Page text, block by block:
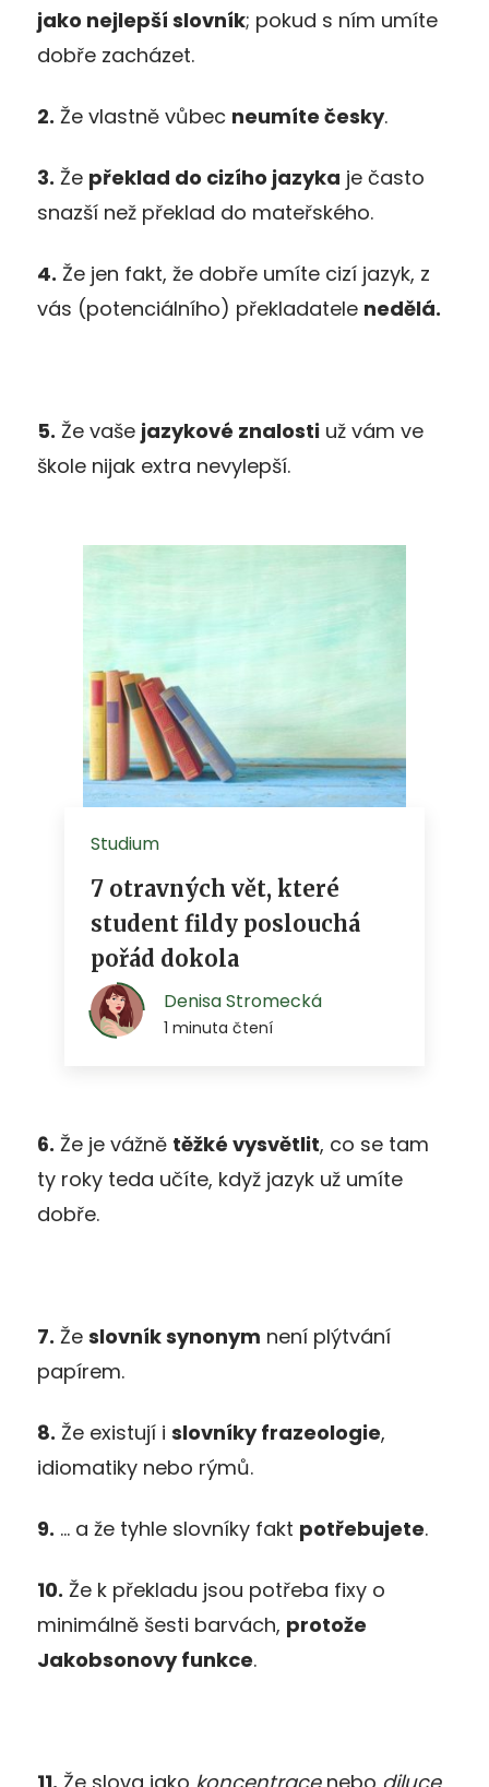
jako nejlepší slovník; pokud s ním umíte
dobře zacházet.
2. Že vlastně vůbec neumíte česky.
3. Že překlad do cizího jazyka je často
snazší než překlad do mateřského.
4. Že jen fakt, že dobře umíte cizí jazyk, z
vás (potenciálního) překladatele nedělá.
5. Že vaše jazykové znalosti už vám ve
škole nijak extra nevylepší.
6. Že je vážně těžké vysvětlit, co se tam
ty roky teda učíte, když jazyk už umíte
dobře.
7. Že slovník synonym není plýtvání
papírem.
8. Že existují i slovníky frazeologie,
idiomatiky nebo rýmů.
9. … a že tyhle slovníky fakt potřebujete.
10. Že k překladu jsou potřeba fixy o
minimálně šesti barvách, protože
Jakobsonovy funkce.